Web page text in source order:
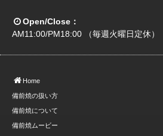
Open/Close：
AM11:00/PM18:00 （毎週火曜日定休）
Home
備前焼の扱い方
備前焼について
備前焼ムービー